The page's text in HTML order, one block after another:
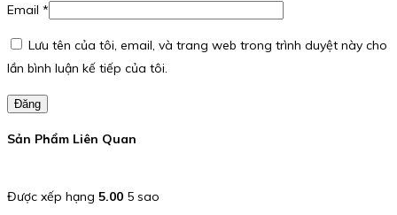
Email *
Lưu tên của tôi, email, và trang web trong trình duyệt này cho
lần bình luận kế tiếp của tôi.
Đăng
Sản Phẩm Liên Quan
Được xếp hạng 5.00 5 sao